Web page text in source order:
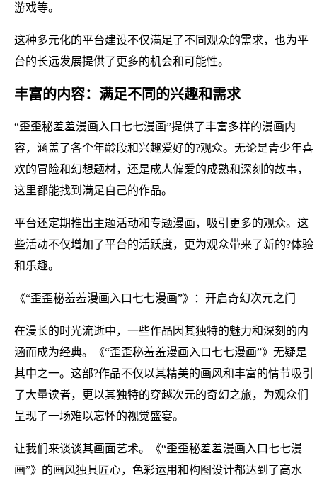
游戏等。
这种多元化的平台建设不仅满足了不同观众的需求，也为平
台的长远发展提供了更多的机会和可能性。
丰富的内容：满足不同的兴趣和需求
“歪歪秘羞羞漫画入口七七漫画”提供了丰富多样的漫画内
容，涵盖了各个年龄段和兴趣爱好的?观众。无论是青少年喜
欢的冒险和幻想题材，还是成人偏爱的成熟和深刻的故事，
这里都能找到满足自己的作品。
平台还定期推出主题活动和专题漫画，吸引更多的观众。这
些活动不仅增加了平台的活跃度，更为观众带来了新的?体验
和乐趣。
《“歪歪秘羞羞漫画入口七七漫画”》：开启奇幻次元之门
在漫长的时光流逝中，一些作品因其独特的魅力和深刻的内
涵而成为经典。《“歪歪秘羞羞漫画入口七七漫画”》无疑是
其中之一。这部?作品不仅以其精美的画风和丰富的情节吸引
了大量读者，更以其独特的穿越次元的奇幻之旅，为观众们
呈现了一场难以忘怀的视觉盛宴。
让我们来谈谈其画面艺术。《“歪歪秘羞羞漫画入口七七漫
画”》的画风独具匠心，色彩运用和构图设计都达到了高水